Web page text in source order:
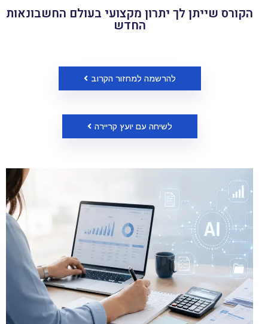
הקורס שייתן לך יתרון מקצועי בעולם החשבונאות
החדש
להרשמה למחזור הקרוב
לשיחה עם יועץ קריירה